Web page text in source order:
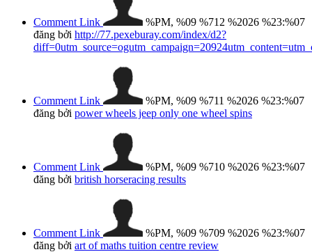
Comment Link
%PM, %09 %712 %2026 %23:%07
đăng bởi http://77.pexeburay.com/index/d2?
Comment Link
%PM, %09 %711 %2026 %23:%07
đăng bởi power wheels jeep only one wheel spins
Comment Link
%PM, %09 %710 %2026 %23:%07
đăng bởi british horseracing results​
Comment Link
%PM, %09 %709 %2026 %23:%07
đăng bởi art of maths tuition centre review